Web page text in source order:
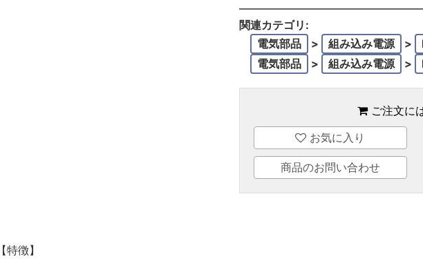
関連カテゴリ:
電気部品
> 組み込み電源 >
電気部品
> 組み込み電源 >
ご注文に
お気に入り
商品のお問い合わせ
【特徴】